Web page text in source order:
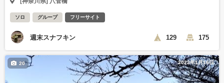
ソロ グループ フリーサイト
週末スナフキン 129 175
2022年1月16日
20